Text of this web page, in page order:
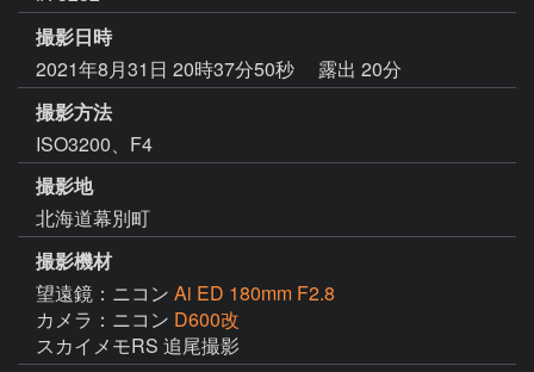
撮影日時
2021年8月31日 20時37分50秒
露出 20分
撮影方法
ISO3200、F4
撮影地
北海道幕別町
撮影機材
望遠鏡：ニコン Ai ED 180mm F2.8
カメラ：ニコン D600改
スカイメモRS 追尾撮影